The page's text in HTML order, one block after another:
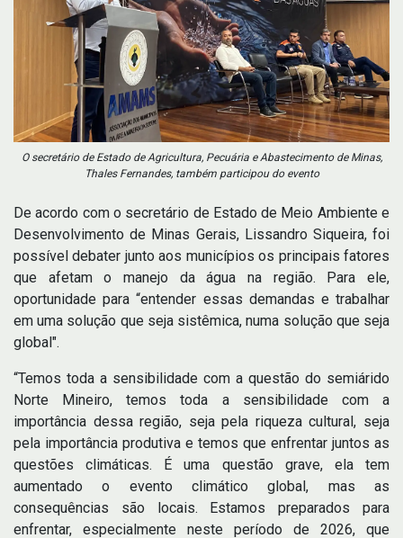
O secretário de Estado de Agricultura, Pecuária e Abastecimento de Minas,
Thales Fernandes, também participou do evento
De acordo com o secretário de Estado de Meio Ambiente e
Desenvolvimento de Minas Gerais, Lissandro Siqueira, foi
possível debater junto aos municípios os principais fatores
que afetam o manejo da água na região. Para ele,
oportunidade para “entender essas demandas e trabalhar
em uma solução que seja sistêmica, numa solução que seja
global".
“Temos toda a sensibilidade com a questão do semiárido
Norte Mineiro, temos toda a sensibilidade com a
importância dessa região, seja pela riqueza cultural, seja
pela importância produtiva e temos que enfrentar juntos as
questões climáticas. É uma questão grave, ela tem
aumentado o evento climático global, mas as
consequências são locais. Estamos preparados para
enfrentar, especialmente neste período de 2026, que